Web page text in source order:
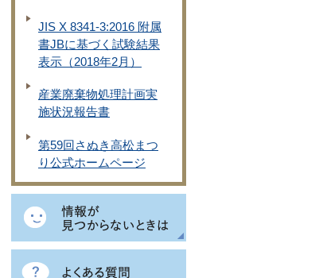
JIS X 8341-3:2016 附属
書JBに基づく試験結果
表示（2018年2月）
産業廃棄物処理計画実
施状況報告書
第59回さぬき高松まつ
り公式ホームページ